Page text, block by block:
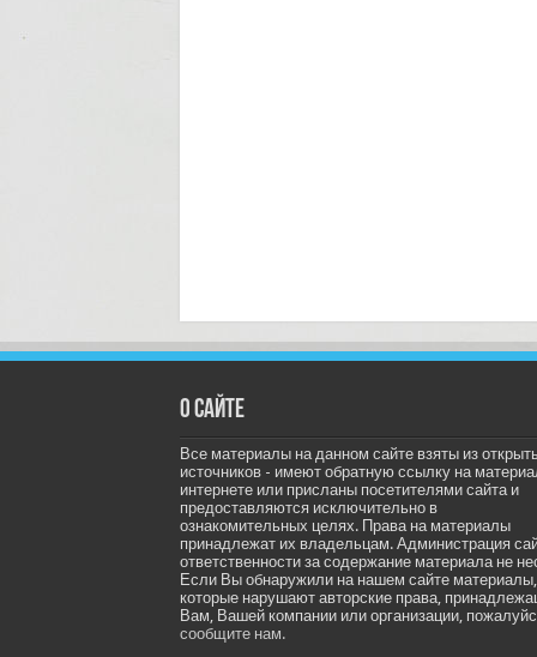
О сайте
Все материалы на данном сайте взяты из
источников - имеют обратную ссылку на
интернете или присланы посетителями сайта и
предоставляются исключительно в
ознакомительных целях. Права на материалы
принадлежат их владельцам. Администрация
ответственности за содержание материала не
Если Вы обнаружили на нашем сайте материалы,
которые нарушают авторские права,
Вам, Вашей компании или организации,
сообщите нам.